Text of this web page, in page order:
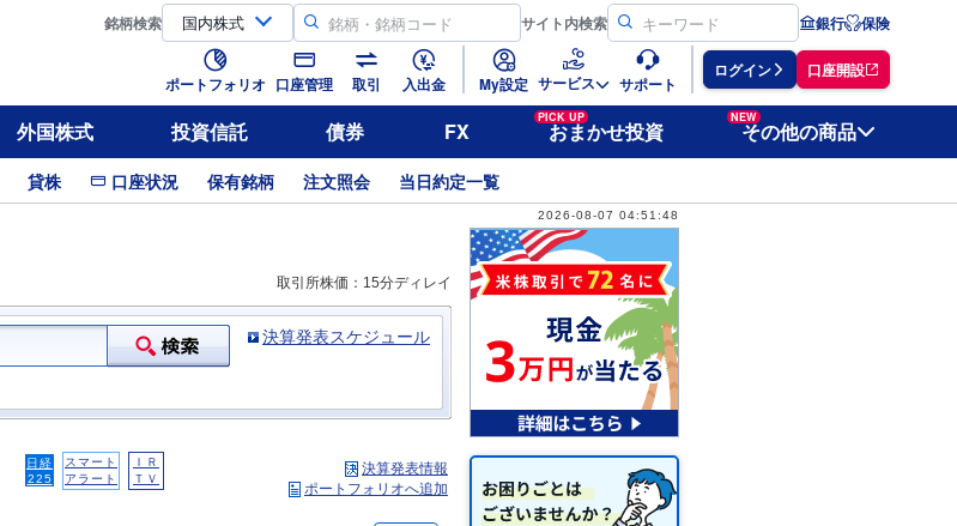
銘柄検索 サイト内検索 銀行 保険
ポートフォリオ 口座管理 取引 入出金 My設定 サービス サポート
ログイン 口座開設
外国株式 投資信託 債券 FX
PICK UP
おまかせ投資
NEW
その他の商品
貸株 口座状況 保有銘柄 注文照会 当日約定一覧
2026-08-07 04:51:48
取引所株価：15分ディレイ
決算発表スケジュール
日経
225
スマート
アラート
ＩＲ
ＴＶ
決算発表情報
ポートフォリオへ追加